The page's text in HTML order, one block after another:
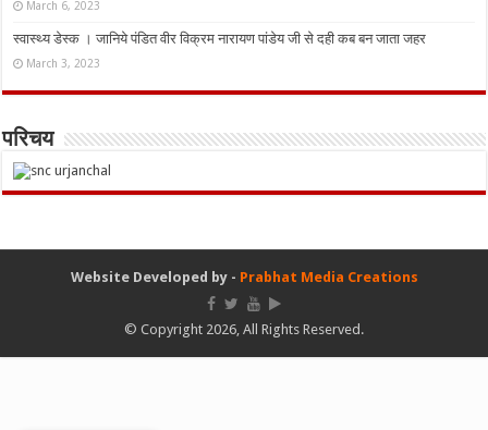
March 6, 2023
स्वास्थ्य डेस्क । जानिये पंडित वीर विक्रम नारायण पांडेय जी से दही कब बन जाता जहर
March 3, 2023
परिचय
Website Developed by - Prabhat Media Creations
© Copyright 2026, All Rights Reserved.